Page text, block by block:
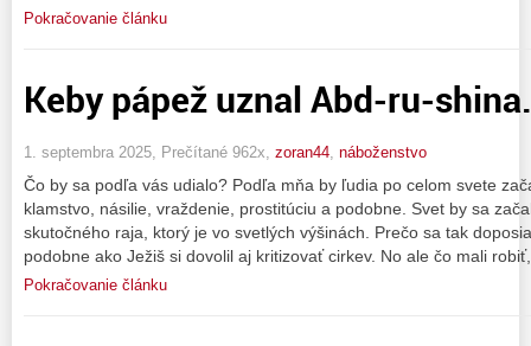
Pokračovanie článku
Keby pápež uznal Abd-ru-shina.
1. septembra 2025, Prečítané 962x, zoran44, náboženstvo
Čo by sa podľa vás udialo? Podľa mňa by ľudia po celom svete
klamstvo, násilie, vraždenie, prostitúciu a podobne. Svet by sa
skutočného raja, ktorý je vo svetlých výšinách. Prečo sa tak
podobne ako Ježiš si dovolil aj kritizovať cirkev. No ale čo mali
Pokračovanie článku